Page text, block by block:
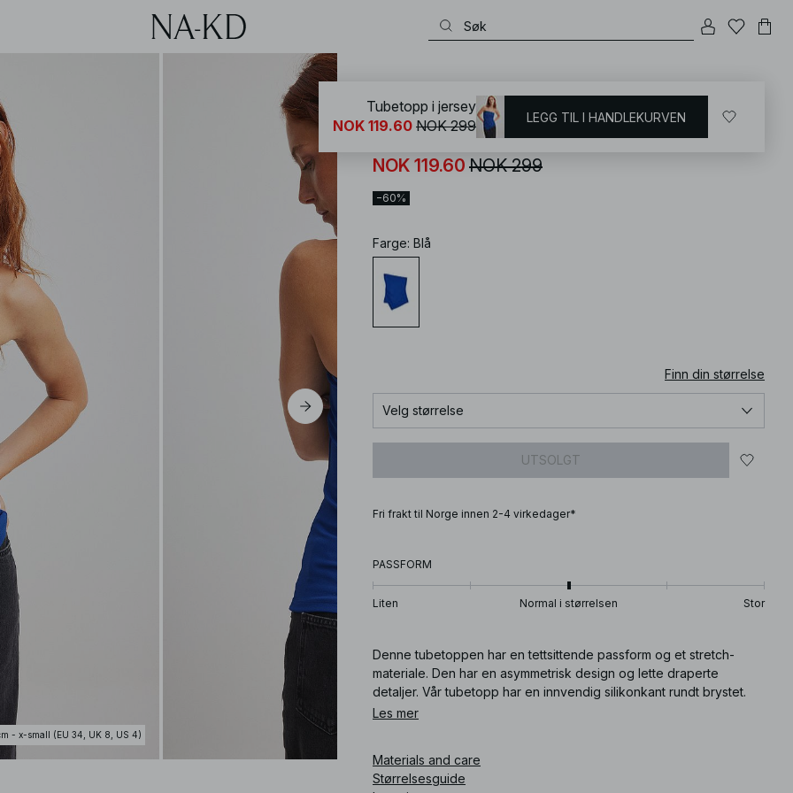
- x-small (EU 34, UK 8, US 4)
Tubetopp i jersey
NOK 119.60 NOK 299
−60%
Farge: Blå
Finn din størrelse
Velg størrelse
UTSOLGT
Fri frakt til Norge innen 2-4 virkedager*
PASSFORM
Liten Normal i størrelsen Stor
Denne tubetoppen har en tettsittende passform og et stretch-
materiale. Den har en asymmetrisk design og lette draperte
detaljer. Vår tubetopp har en innvendig silikonkant rundt brystet.
Denne tubetoppen finnes i blått.
Les mer
Materials and care
Størrelsesguide
Tubetopp i jersey
NOK 119.60 NOK 299 LEGG TIL I HANDLEKURVEN